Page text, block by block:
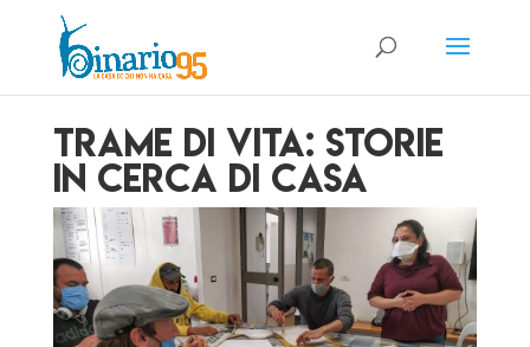
Trame di vita: storie
in cerca di casa